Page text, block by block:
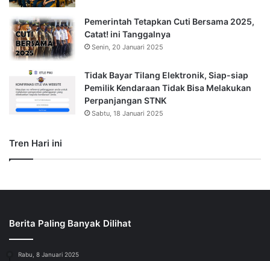
Pemerintah Tetapkan Cuti Bersama 2025,
Catat! ini Tanggalnya
Senin, 20 Januari 2025
Tidak Bayar Tilang Elektronik, Siap-siap
Pemilik Kendaraan Tidak Bisa Melakukan
Perpanjangan STNK
Sabtu, 18 Januari 2025
Tren Hari ini
Berita Paling Banyak Dilihat
Rabu, 8 Januari 2025